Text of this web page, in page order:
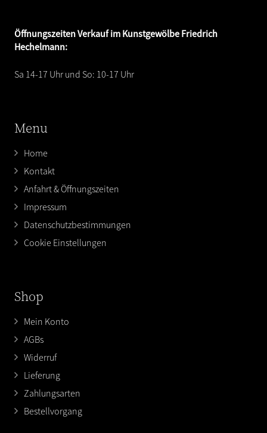
ÖffnungszeitenVerkauf im Kunstgewölbe Friedrich
Hechelmann:
Sa 14-17 Uhr und So: 10-17 Uhr
Menu
Home
Kontakt
Anfahrt & Öffnungszeiten
Impressum
Datenschutzbestimmungen
Cookie Einstellungen
Shop
Mein Konto
AGBs
Widerruf
Lieferung
Zahlungsarten
Bestellvorgang